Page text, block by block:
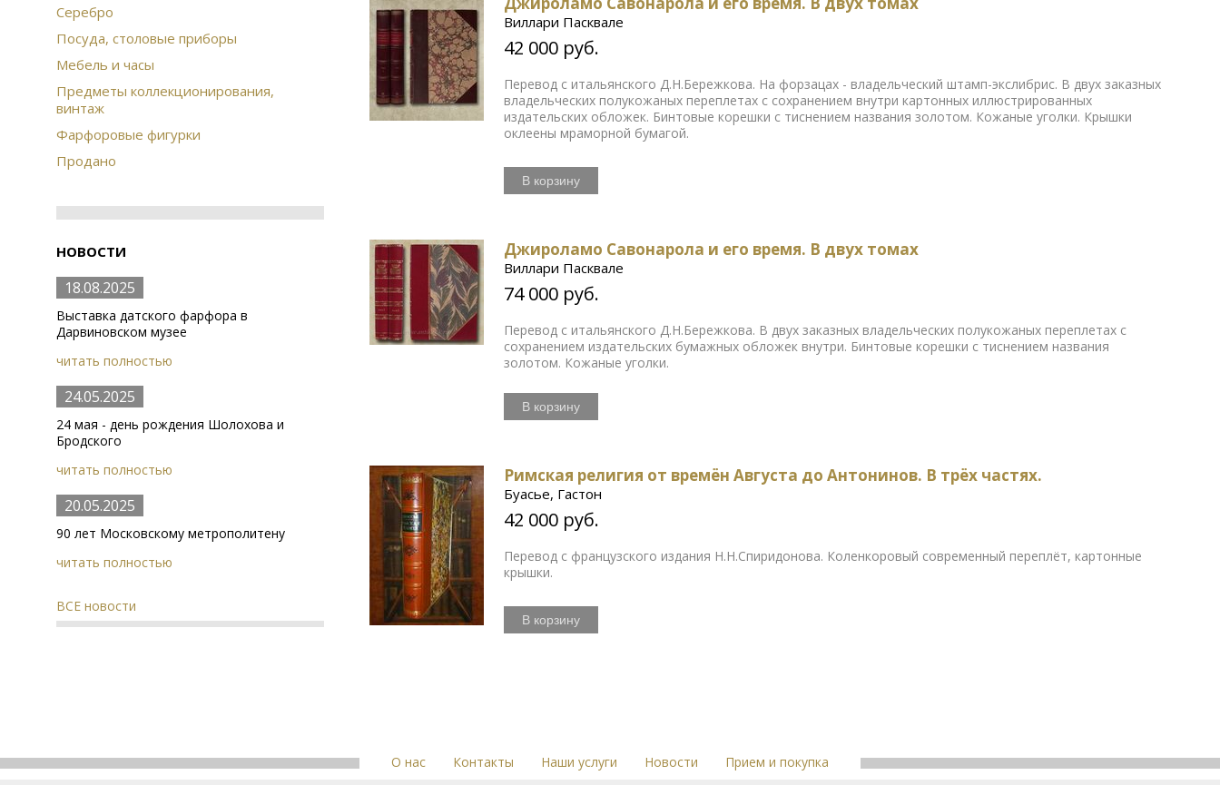
Серебро
Посуда, столовые приборы
Мебель и часы
Предметы коллекционирования,
винтаж
Фарфоровые фигурки
Продано
НОВОСТИ
18.08.2025
Выставка датского фарфора в
Дарвиновском музее
читать полностью
24.05.2025
24 мая - день рождения Шолохова и
Бродского
читать полностью
20.05.2025
90 лет Московскому метрополитену
читать полностью
ВСЕ новости
Виллари Пасквале
42 000 руб.
Перевод с итальянского Д.Н.Бережкова. На форзацах - владельческий штамп-экслибрис. В двух заказных
владельческих полукожаных переплетах с сохранением внутри картонных иллюстрированных
издательских обложек. Бинтовые корешки с тиснением названия золотом. Кожаные уголки. Крышки
оклеены мраморной бумагой.
В корзину
Джироламо Савонарола и его время. В двух томах
Виллари Пасквале
74 000 руб.
Перевод с итальянского Д.Н.Бережкова. В двух заказных владельческих полукожаных переплетах с
сохранением издательских бумажных обложек внутри. Бинтовые корешки с тиснением названия
золотом. Кожаные уголки.
В корзину
Римская религия от времён Августа до Антонинов. В трёх частях.
Буасье, Гастон
42 000 руб.
Перевод с французского издания Н.Н.Спиридонова. Коленкоровый современный переплёт, картонные
крышки.
В корзину
О нас Контакты Наши услуги Новости Прием и покупка